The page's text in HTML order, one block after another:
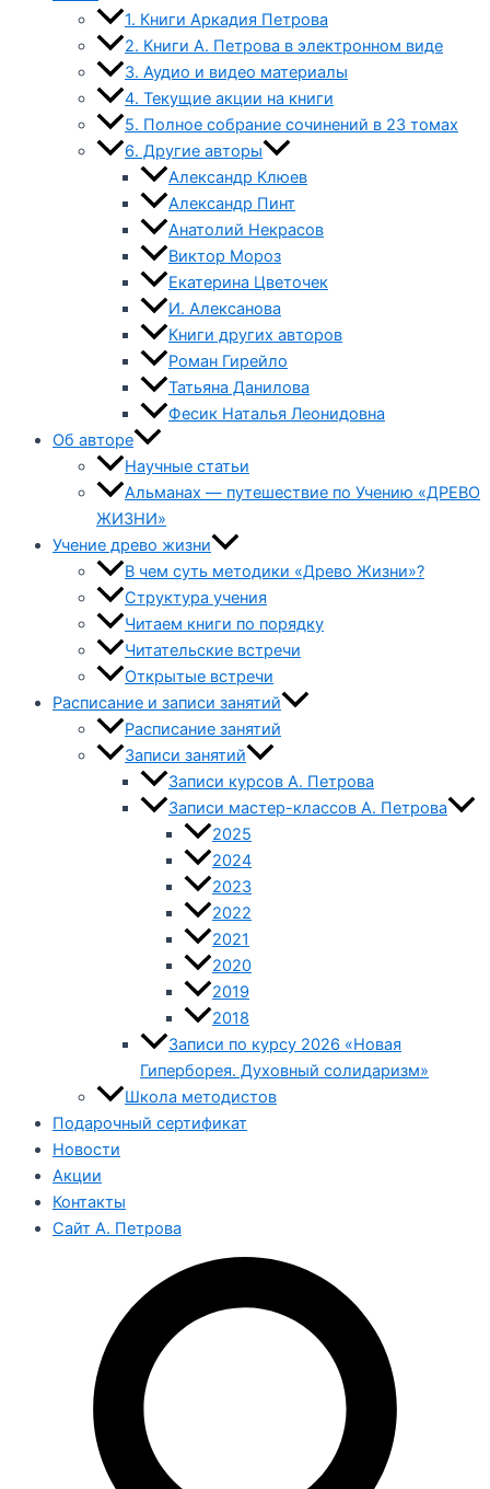
1. Книги Аркадия Петрова
2. Книги А. Петрова в электронном виде
3. Аудио и видео материалы
4. Текущие акции на книги
5. Полное собрание сочинений в 23 томах
6. Другие авторы
Александр Клюев
Александр Пинт
Анатолий Некрасов
Виктор Мороз
Екатерина Цветочек
И. Алексанова
Книги других авторов
Роман Гирейло
Татьяна Данилова
Фесик Наталья Леонидовна
Об авторе
Научные статьи
Альманах — путешествие по Учению «ДРЕВО
ЖИЗНИ»
Учение древо жизни
В чем суть методики «Древо Жизни»?
Структура учения
Читаем книги по порядку
Читательские встречи
Открытые встречи
Расписание и записи занятий
Расписание занятий
Записи занятий
Записи курсов А. Петрова
Записи мастер-классов А. Петрова
2025
2024
2023
2022
2021
2020
2019
2018
Записи по курсу 2026 «Новая
Гиперборея. Духовный солидаризм»
Школа методистов
Подарочный сертификат
Новости
Акции
Контакты
Сайт А. Петрова